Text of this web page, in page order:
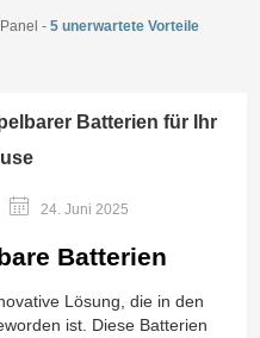
-5 unerwartete Vorteile
Batterien für Ihr
24. Juni 2025
Batterien
Lösung, die in den
ist. Diese Batterien